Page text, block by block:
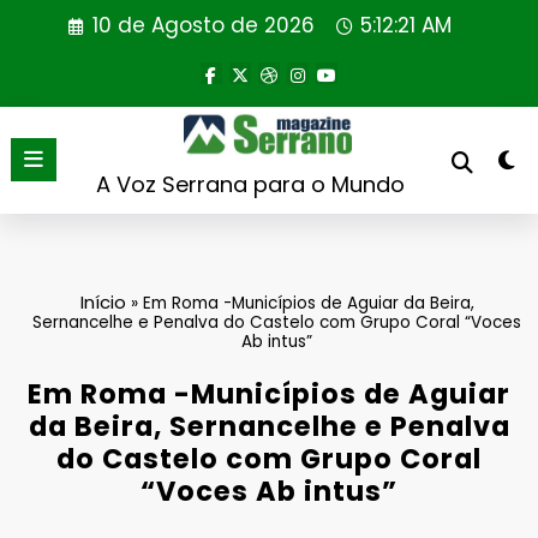
10 de Agosto de 2026 5:12:21 AM
A Voz Serrana para o Mundo
Início » Em Roma -Municípios de Aguiar da Beira,
Sernancelhe e Penalva do Castelo com Grupo Coral “Voces
Ab intus”
Em Roma -Municípios de Aguiar
da Beira, Sernancelhe e Penalva
do Castelo com Grupo Coral
“Voces Ab intus”